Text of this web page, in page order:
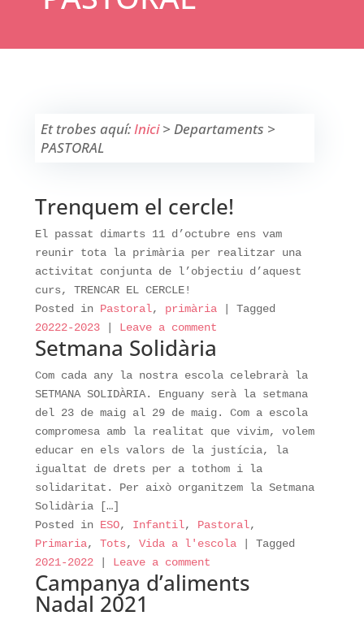
Et trobes aquí:Inici> Departaments >
PASTORAL
Trenquem el cercle!
El passat dimarts 11 d’octubre ens vam
reunir tota la primària per realitzar una
activitat conjunta de l’objectiu d’aquest
curs, TRENCAR EL CERCLE!
Posted in Pastoral, primària
Tagged
20222-2023
Leave a comment
Setmana Solidària
Com cada any la nostra escola celebrarà la
SETMANA SOLIDÀRIA. Enguany serà la setmana
del 23 de maig al 29 de maig. Com a escola
compromesa amb la realitat que vivim, volem
educar en els valors de la justícia, la
igualtat de drets per a tothom i la
solidaritat. Per això organitzem la Setmana
Solidària […]
Posted in ESO, Infantil, Pastoral,
Primaria, Tots, Vida a l'escola
Tagged
2021-2022
Leave a comment
Campanya d’aliments
Nadal 2021